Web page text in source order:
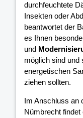
durchfeuchtete
Insekten oder
beantwortet der
es Ihnen
und
möglich sind und
energetischen
ziehen sollten.
Im Anschluss an
Nümbrecht